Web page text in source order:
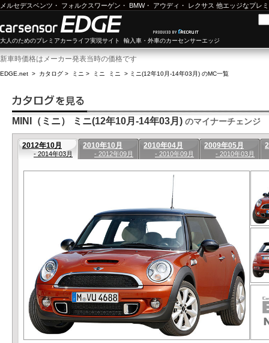
メルセデスベンツ ・ フォルクスワーゲン ・ BMW・ アウディ ・ レクサス 他エッジなプレ
大人のためのプレミアカーライフ実現サイト 輸入車・外車のカーセンサーエッジ
新車時価格はメーカー発表当時の価格です
EDGE.net > カタログ > ミニ > ミニ ミニ > ミニ(12年10月-14年03月) のMC一覧
MINI（ミニ） ミニ(12年10月-14年03月) のマイナーチェンジ
2012年10月
- 2014年03月
2010年10月
- 2012年09月
2010年04月
- 2010年09月
2009年05月
- 2010年03月